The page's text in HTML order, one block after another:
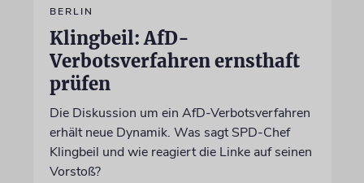
BERLIN
Klingbeil: AfD-
Verbotsverfahren ernsthaft
prüfen
Die Diskussion um ein AfD-Verbotsverfahren
erhält neue Dynamik. Was sagt SPD-Chef
Klingbeil und wie reagiert die Linke auf seinen
Vorstoß?